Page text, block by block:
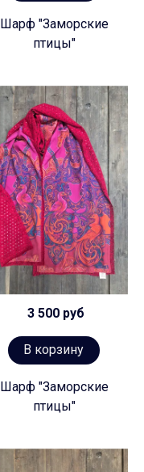
Шарф "Заморские
птицы"
3 500 руб
В корзину
Шарф "Заморские
птицы"